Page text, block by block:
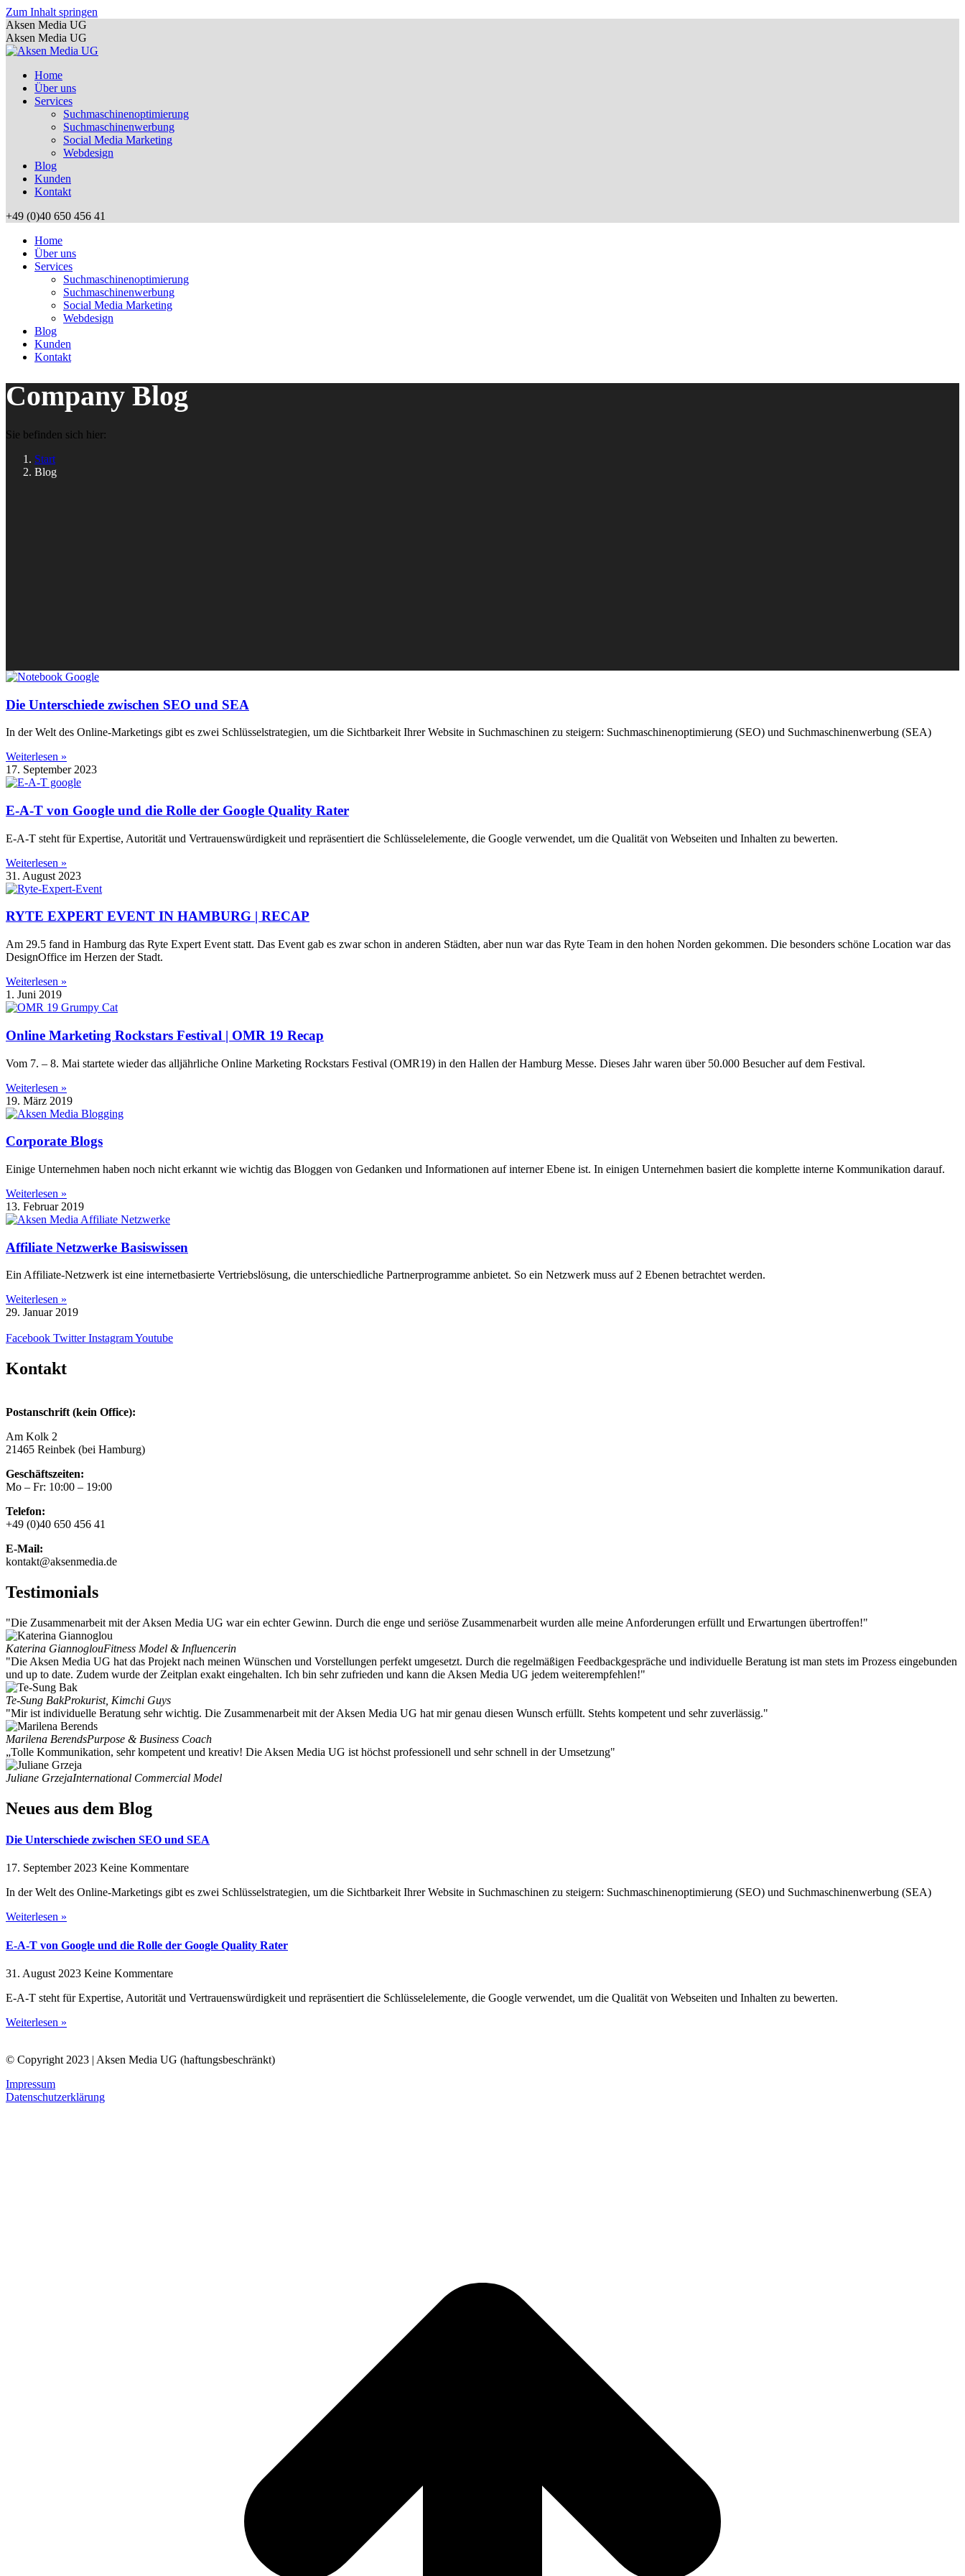
Zum Inhalt springen
Aksen Media UG
Aksen Media UG
Home
Über uns
Services
Suchmaschinenoptimierung
Suchmaschinenwerbung
Social Media Marketing
Webdesign
Blog
Kunden
Kontakt
+49 (0)40 650 456 41
Home
Über uns
Services
Suchmaschinenoptimierung
Suchmaschinenwerbung
Social Media Marketing
Webdesign
Blog
Kunden
Kontakt
Company Blog
Sie befinden sich hier:
Start
Blog
Die Unterschiede zwischen SEO und SEA
In der Welt des Online-Marketings gibt es zwei Schlüsselstrategien, um die Sichtbarkeit Ihrer Website in Suchmaschinen zu steigern: Suchmaschinenoptimierung (SEO) und Suchmaschinenwerbung (SEA)
Weiterlesen »
17. September 2023
E-A-T von Google und die Rolle der Google Quality Rater
E-A-T steht für Expertise, Autorität und Vertrauenswürdigkeit und repräsentiert die Schlüsselelemente, die Google verwendet, um die Qualität von Webseiten und Inhalten zu bewerten.
Weiterlesen »
31. August 2023
RYTE EXPERT EVENT IN HAMBURG | RECAP
Am 29.5 fand in Hamburg das Ryte Expert Event statt. Das Event gab es zwar schon in anderen Städten, aber nun war das Ryte Team in den hohen Norden gekommen. Die besonders schöne Location war das
DesignOffice im Herzen der Stadt.
Weiterlesen »
1. Juni 2019
Online Marketing Rockstars Festival | OMR 19 Recap
Vom 7. – 8. Mai startete wieder das alljährliche Online Marketing Rockstars Festival (OMR19) in den Hallen der Hamburg Messe. Dieses Jahr waren über 50.000 Besucher auf dem Festival.
Weiterlesen »
19. März 2019
Corporate Blogs
Einige Unternehmen haben noch nicht erkannt wie wichtig das Bloggen von Gedanken und Informationen auf interner Ebene ist. In einigen Unternehmen basiert die komplette interne Kommunikation darauf.
Weiterlesen »
13. Februar 2019
Affiliate Netzwerke Basiswissen
Ein Affiliate-Netzwerk ist eine internetbasierte Vertriebslösung, die unterschiedliche Partnerprogramme anbietet. So ein Netzwerk muss auf 2 Ebenen betrachtet werden.
Weiterlesen »
29. Januar 2019
Facebook Twitter InstagramYoutube
Kontakt
Postanschrift (kein Office):
Am Kolk 2
21465 Reinbek (bei Hamburg)
Geschäftszeiten:
Mo – Fr: 10:00 – 19:00
Telefon:
+49 (0)40 650 456 41
E-Mail:
kontakt@aksenmedia.de
Testimonials
"Die Zusammenarbeit mit der Aksen Media UG war ein echter Gewinn. Durch die enge und seriöse Zusammenarbeit wurden alle meine Anforderungen erfüllt und Erwartungen übertroffen!"
Katerina GiannoglouFitness Model & Influencerin
"Die Aksen Media UG hat das Projekt nach meinen Wünschen und Vorstellungen perfekt umgesetzt. Durch die regelmäßigen Feedbackgespräche und individuelle Beratung ist man stets im Prozess eingebunden
und up to date. Zudem wurde der Zeitplan exakt eingehalten. Ich bin sehr zufrieden und kann die Aksen Media UG jedem weiterempfehlen!"
Te-Sung BakProkurist, Kimchi Guys
"Mir ist individuelle Beratung sehr wichtig. Die Zusammenarbeit mit der Aksen Media UG hat mir genau diesen Wunsch erfüllt. Stehts kompetent und sehr zuverlässig."
Marilena BerendsPurpose & Business Coach
„Tolle Kommunikation, sehr kompetent und kreativ! Die Aksen Media UG ist höchst professionell und sehr schnell in der Umsetzung"
Juliane GrzejaInternational Commercial Model
Neues aus dem Blog
Die Unterschiede zwischen SEO und SEA
17. September 2023 Keine Kommentare
In der Welt des Online-Marketings gibt es zwei Schlüsselstrategien, um die Sichtbarkeit Ihrer Website in Suchmaschinen zu steigern: Suchmaschinenoptimierung (SEO) und Suchmaschinenwerbung (SEA)
Weiterlesen »
E-A-T von Google und die Rolle der Google Quality Rater
31. August 2023 Keine Kommentare
E-A-T steht für Expertise, Autorität und Vertrauenswürdigkeit und repräsentiert die Schlüsselelemente, die Google verwendet, um die Qualität von Webseiten und Inhalten zu bewerten.
Weiterlesen »
© Copyright 2023 | Aksen Media UG (haftungsbeschränkt)
Impressum
Datenschutzerklärung